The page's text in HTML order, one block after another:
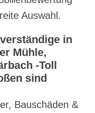
Auswahl.
in
Mühle,
-Toll
sind
Bauschäden &